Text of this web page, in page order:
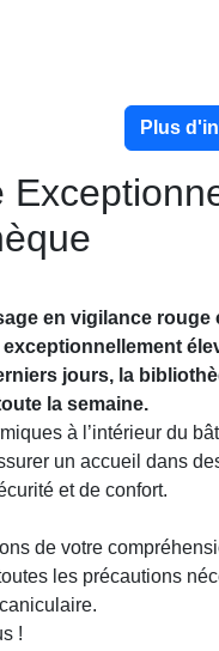
Plus
en vigilance rouge
jours, la
la semaine.
à l’intérieur du
un accueil dans
et de confort.
de votre
les précautions
!